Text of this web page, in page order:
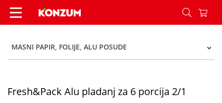
Fresh&Pack Alu pladanj za 6 porcija 2/1 -
MASNI PAPIR, FOLIJE, ALU POSUDE
Fresh&Pack Alu pladanj za 6 porcija 2/1